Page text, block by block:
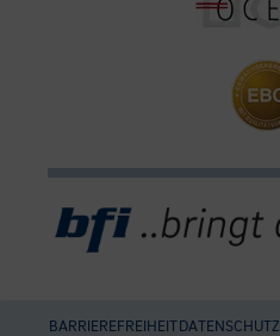
BARRIEREFREIHEIT DATENSCHUTZ